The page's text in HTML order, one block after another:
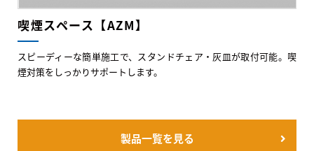
喫煙スペース【AZM】
スピーディーな簡単施工で、スタンドチェア・灰皿が取付可能。喫
煙対策をしっかりサポートします。
製品一覧を見る